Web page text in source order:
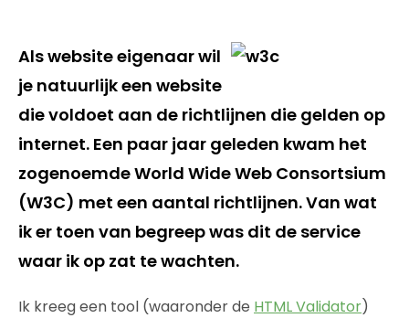
Als website eigenaar wil
je natuurlijk een website
die voldoet aan de richtlijnen die gelden op
internet. Een paar jaar geleden kwam het
zogenoemde World Wide Web Consortsium
(W3C) met een aantal richtlijnen. Van wat
ik er toen van begreep was dit de service
waar ik op zat te wachten.
Ik kreeg een tool (waaronder de HTML Validator)